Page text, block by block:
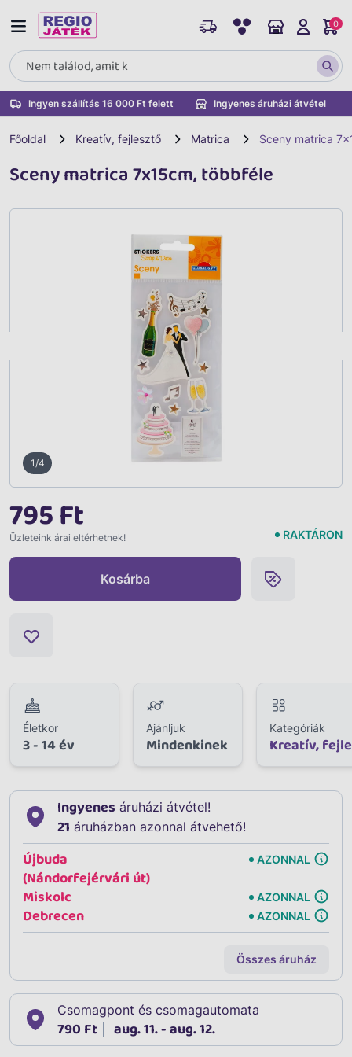
Ingyen szállítás 16 000 Ft felett Ingyenes áruházi átvétel
0
Főoldal Kreatív, fejlesztő Matrica Sceny matrica
Sceny matrica 7x15cm, többféle
1/4
795 Ft
Üzleteink árai eltérhetnek! RAKTÁRON
Kosárba
Életkor
3 - 14 év
Ajánljuk
Mindenkinek
Kategóriák
Kreatív,
Ingyenes áruházi átvétel!
21 áruházban azonnal átvehető!
Újbuda
(Nándorfejérvári út)
AZONNAL
Miskolc AZONNAL
Debrecen AZONNAL
Összes áruház
Csomagpont és csomagautomata
790 Ft aug. 11. - aug. 12.